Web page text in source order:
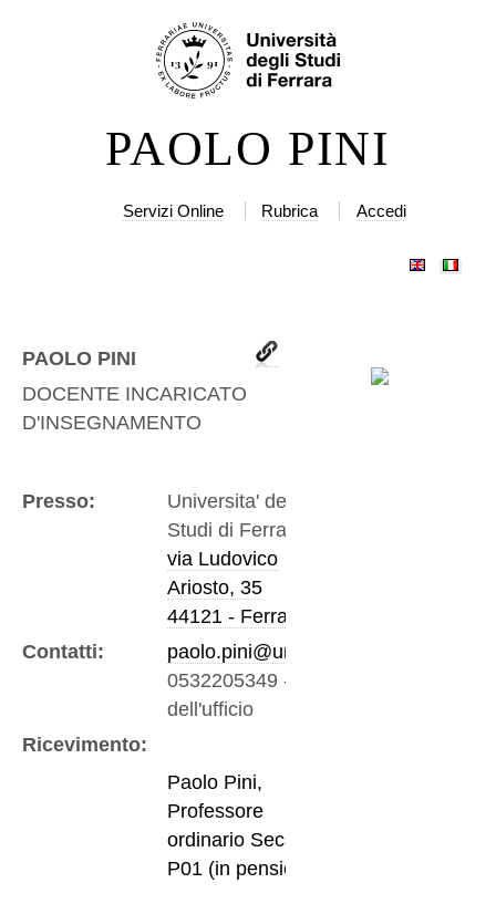
PAOLO PINI
Servizi Online Rubrica Accedi
PAOLO PINI
DOCENTE INCARICATO
D'INSEGNAMENTO
Presso:
Universita' degli
Studi di Ferrara
via Ludovico
Ariosto, 35
44121 - Ferrara
Contatti:
paolo.pini@unife.it
0532205349 -
dell'ufficio
Ricevimento:
Paolo Pini,
Professore
ordinario Secs
P01 (in pensione)